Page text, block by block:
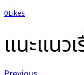
0Likes
แนะแนว